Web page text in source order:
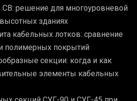
СВ: решение для многоуровневой
зданиях
кабельных лотков: сравнение
полимерных покрытий
секции: когда и как
элементы кабельных